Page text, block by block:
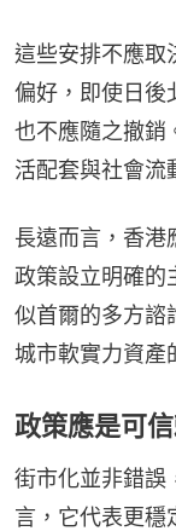
這些安排不應取
偏好，即使日後
也不應隨之撤銷
活配套與社會流
長遠而言，香港
政策設立明確的
似首爾的多方諮
城市軟實力資產
政策應是可
街市化並非錯誤
言，它代表更穩